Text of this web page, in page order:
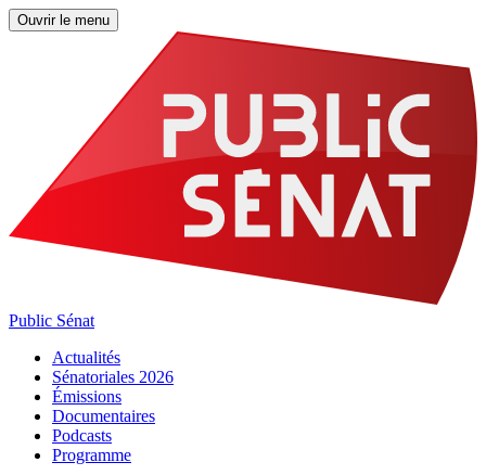
Ouvrir le menu
Public Sénat
Actualités
Sénatoriales 2026
Émissions
Documentaires
Podcasts
Programme